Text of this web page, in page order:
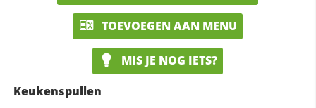
TOEVOEGEN AAN MENU
MIS JE NOG IETS?
Keukenspullen